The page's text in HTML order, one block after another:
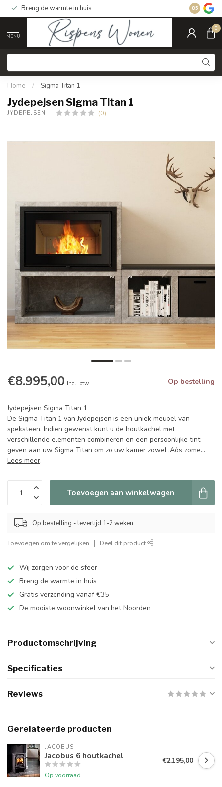
Breng de warmte in huis Gratis
8.5
MENU
0
Home / Sigma Titan 1
Jydepejsen Sigma Titan 1
JYDEPEJSEN (0)
€8.995,00 Incl. btw Op bestelling
Jydepejsen Sigma Titan 1
De Sigma Titan 1 van Jydepejsen is een uniek meubel van
speksteen. Indien gewenst kunt u de houtkachel met
verschillende elementen combineren en een persoonlijke tint
geven aan uw Sigma Titan om zo uw kamer zowel ‚Äòs zome...
Lees meer.
Toevoegen aan winkelwagen
Op bestelling - levertijd 1-2 weken
Toevoegen om te vergelijken Deel dit product
Wij zorgen voor de sfeer
Breng de warmte in huis
Gratis verzending vanaf €35
De mooiste woonwinkel van het Noorden
Productomschrijving
Specificaties
Reviews
Gerelateerde producten
JACOBUS
Jacobus 6 houtkachel
Op voorraad
€2.195,00